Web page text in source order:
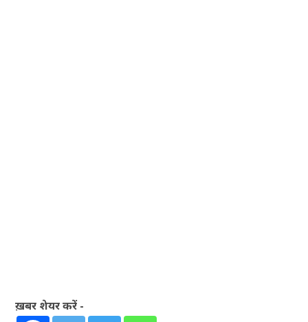
ख़बर शेयर करें -